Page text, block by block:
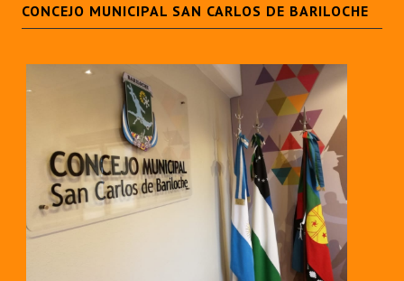
CONCEJO MUNICIPAL SAN CARLOS DE BARILOCHE